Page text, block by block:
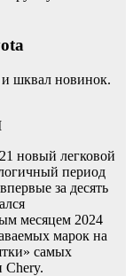
новый легковой
период
за десять
месяцем 2024
марок на
самых
Chery.